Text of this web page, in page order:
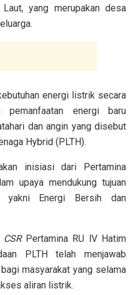
yang merupakan desa
energi listrik secara
pemanfaatan energi baru
dan angin yang disebut
Hybrid (PLTH).
inisiasi dari Pertamina
upaya mendukung tujuan
yakni Energi Bersih dan
Pertamina RU lV Hatim
PLTH telah menjawab
masyarakat yang selama
aliran listrik.